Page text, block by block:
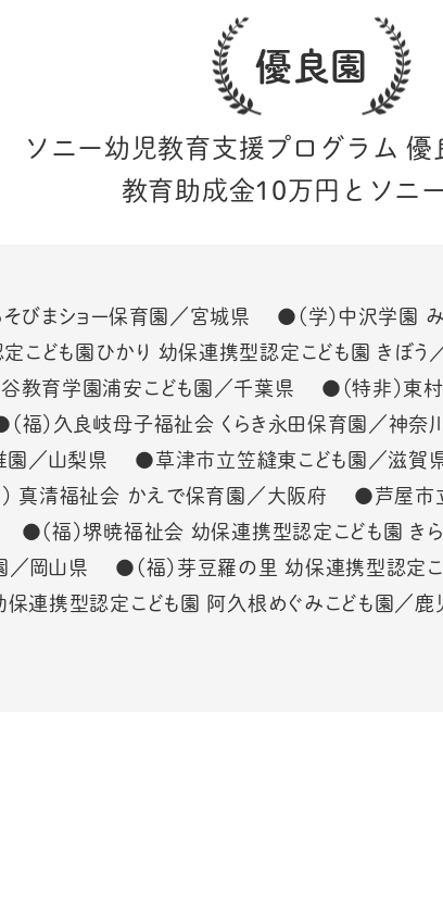
優良園
ソニー幼児教育支援プログラム優
教育助成金10万円とソニ
そびまショー保育園／宮城県 ●（学）中沢学園
こども園ひかり 幼保連携型認定こども園 きぼ
教育学園浦安こども園／千葉県 ●（特非）東
福）久良岐母子福祉会 くらき永田保育園／神
園／山梨県 ●草津市立笠縫東こども園／滋賀
真清福祉会 かえで保育園／大阪府 ●芦屋
●（福）堺暁福祉会 幼保連携型認定こども園 き
／岡山県 ●（福）芽豆羅の里 幼保連携型認定
保連携型認定こども園 阿久根めぐみこども園／
県